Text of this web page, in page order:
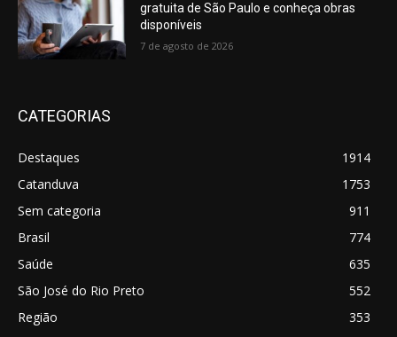
gratuita de São Paulo e conheça obras
disponíveis
7 de agosto de 2026
CATEGORIAS
Destaques
1914
Catanduva
1753
Sem categoria
911
Brasil
774
Saúde
635
São José do Rio Preto
552
Região
353